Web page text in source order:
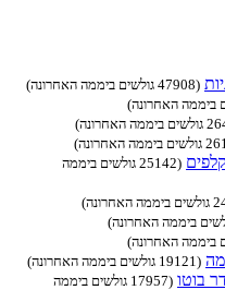
(47908 גולשים ביממה האחרונה)
(25142 גולשים ביממה
(19121 גולשים ביממה האחרונה)
בוטו
(17957 גולשים ביממה